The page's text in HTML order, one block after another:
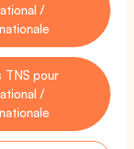
/
TNS pour
/